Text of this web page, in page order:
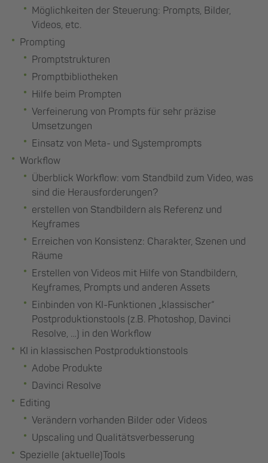
Möglichkeiten der Steuerung: Prompts, Bilder,
Videos, etc.
Prompting
Promptstrukturen
Promptbibliotheken
Hilfe beim Prompten
Verfeinerung von Prompts für sehr präzise
Umsetzungen
Einsatz von Meta- und Systemprompts
Workflow
Überblick Workflow: vom Standbild zum Video, was
sind die Herausforderungen?
erstellen von Standbildern als Referenz und
Keyframes
Erreichen von Konsistenz: Charakter, Szenen und
Räume
Erstellen von Videos mit Hilfe von Standbildern,
Keyframes, Prompts und anderen Assets
Einbinden von KI-Funktionen „klassischer“
Postproduktionstools (z.B. Photoshop, Davinci
Resolve, …) in den Workflow
KI in klassischen Postproduktionstools
Adobe Produkte
Davinci Resolve
Editing
Verändern vorhanden Bilder oder Videos
Upscaling und Qualitätsverbesserung
Spezielle (aktuelle)Tools